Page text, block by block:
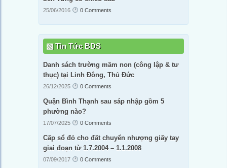
25/06/2016 0 Comments
Tin Tức BDS
Danh sách trường mầm non (công lập & tư
thục) tại Linh Đông, Thủ Đức
26/12/2025 0 Comments
Quận Bình Thạnh sau sáp nhập gồm 5
phường nào?
17/07/2025 0 Comments
Cấp sổ đỏ cho đất chuyển nhượng giấy tay
giai đoạn từ 1.7.2004 – 1.1.2008
07/09/2017 0 Comments